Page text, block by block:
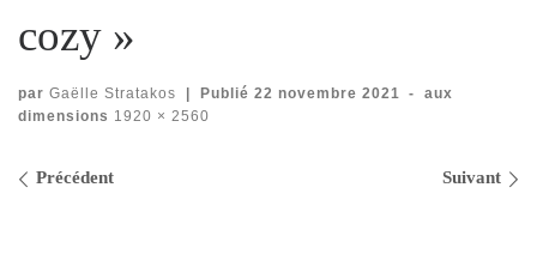
cozy »
par Gaëlle Stratakos | Publié 22 novembre 2021 -
aux
dimensions 1920 × 2560
Navigation des images
Précédent Suivant